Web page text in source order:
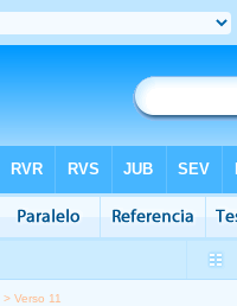
> Verso 11